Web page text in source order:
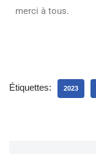
merci à tous.
Étiquettes: 2023